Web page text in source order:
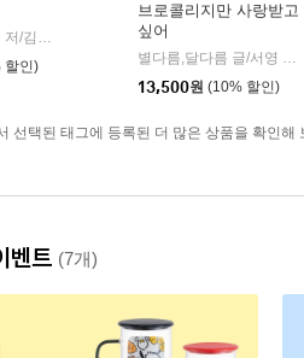
알프레드 아들러 저/김경일 역
할인)
브로콜리지만 사랑받고
싶어
별다름,달다름 글/서영 그림
13,500원 (10% 할인)
선택된 태그에 등록된 더 많은 상품을 확인해
벤트 (7개)